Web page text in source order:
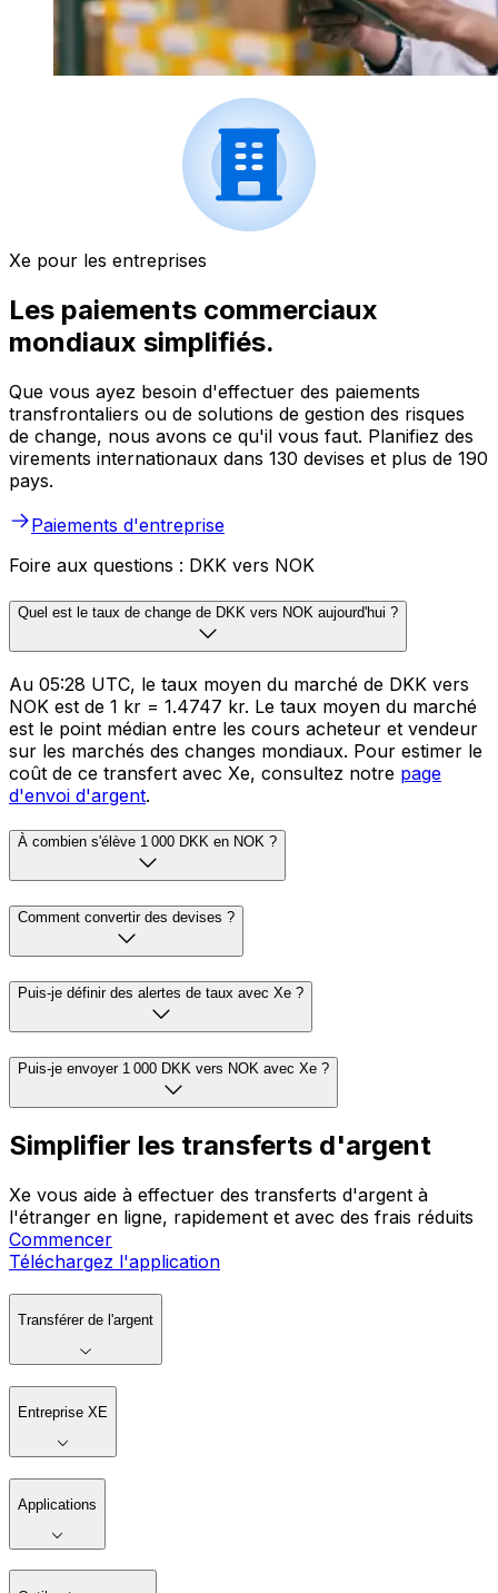
Xe pour les entreprises
Les paiements commerciaux
mondiaux simplifiés.
Que vous ayez besoin d'effectuer des paiements
transfrontaliers ou de solutions de gestion des risques
de change, nous avons ce qu'il vous faut. Planifiez des
virements internationaux dans 130 devises et plus de 190
pays.
Paiements d'entreprise
Foire aux questions : DKK vers NOK
Quel est le taux de change de DKK vers NOK aujourd'hui ?
Au 05:28 UTC, le taux moyen du marché de DKK vers
NOK est de 1 kr = 1.4747 kr. Le taux moyen du marché
est le point médian entre les cours acheteur et vendeur
sur les marchés des changes mondiaux. Pour estimer le
coût de ce transfert avec Xe, consultez notre page
d'envoi d'argent.
À combien s'élève 1 000 DKK en NOK ?
Comment convertir des devises ?
Puis-je définir des alertes de taux avec Xe ?
Puis-je envoyer 1 000 DKK vers NOK avec Xe ?
Simplifier les transferts d'argent
Xe vous aide à effectuer des transferts d'argent à
l'étranger en ligne, rapidement et avec des frais réduits
Commencer
Téléchargez l'application
Transférer de l'argent
Entreprise XE
Applications